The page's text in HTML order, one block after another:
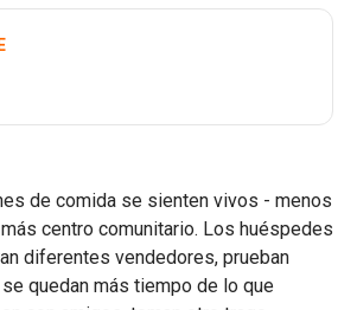
de comida se sienten vivos - menos
centro comunitario. Los huéspedes
diferentes vendedores, prueban
quedan más tiempo de lo que